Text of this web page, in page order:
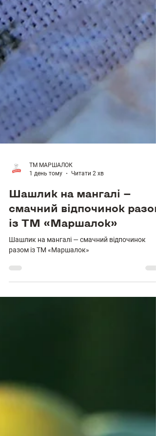
1 день тому
Читати 2 хв
Шашлик на мангалі —
смачний відпочинок разом
із ТМ «Маршалок»
разом із ТМ «Маршалок»